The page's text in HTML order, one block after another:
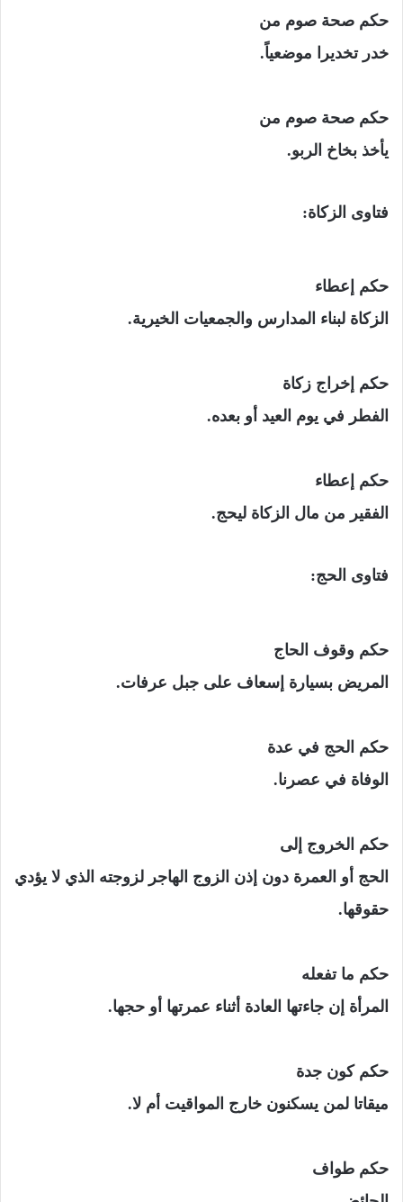
حكم صحة صوم من
خدر تخديرا موضعياً.
حكم صحة صوم من
يأخذ بخاخ الربو.
فتاوى الزكاة:
حكم إعطاء
الزكاة لبناء المدارس والجمعيات الخيرية.
حكم إخراج زكاة
الفطر في يوم العيد أو بعده.
حكم إعطاء
الفقير من مال الزكاة ليحج.
فتاوى الحج:
حكم وقوف الحاج
المريض بسيارة إسعاف على جبل عرفات.
حكم الحج في عدة
الوفاة في عصرنا.
حكم الخروج إلى
الحج أو العمرة دون إذن الزوج الهاجر لزوجته الذي لا يؤدي
حقوقها.
حكم ما تفعله
المرأة إن جاءتها العادة أثناء عمرتها أو حجها.
حكم كون جدة
ميقاتا لمن يسكنون خارج المواقيت أم لا.
حكم طواف